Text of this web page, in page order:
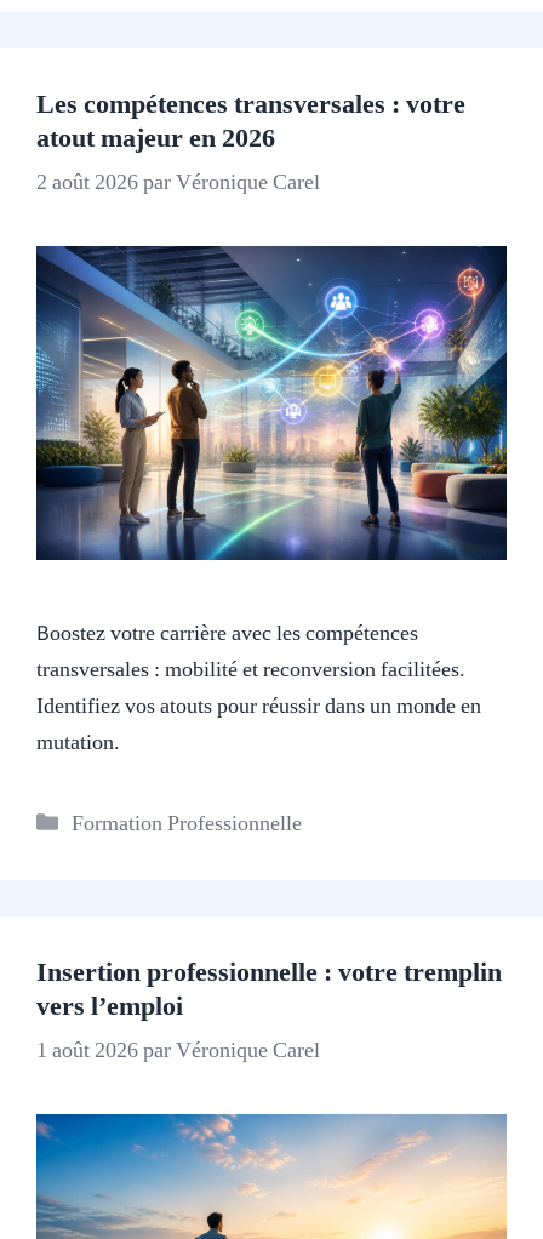
Les compétences transversales : votre
atout majeur en 2026
2 août 2026parVéronique Carel
Boostez votre carrière avec les compétences
transversales : mobilité et reconversion facilitées.
Identifiez vos atouts pour réussir dans un monde en
mutation.
Catégories
Formation Professionnelle
Insertion professionnelle : votre tremplin
vers l’emploi
1 août 2026parVéronique Carel